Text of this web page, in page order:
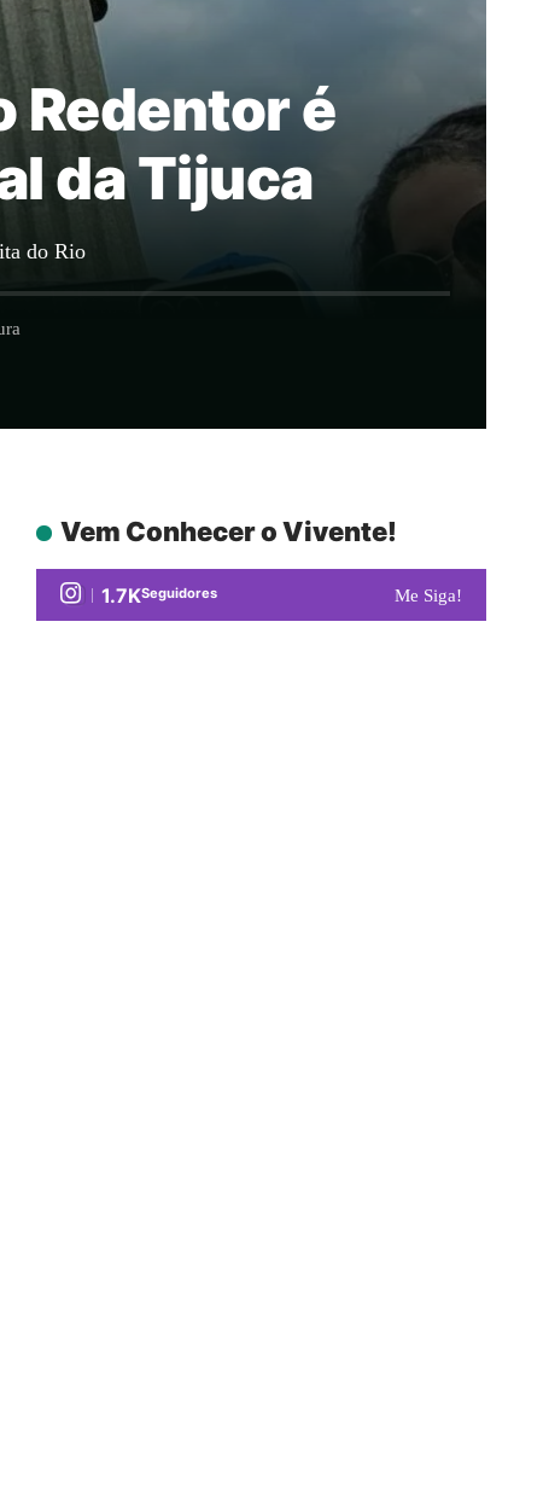
Redentor é
da Tijuca
do Rio
Vem Conhecer o Vivente!
1.7KSeguidores Me Siga!